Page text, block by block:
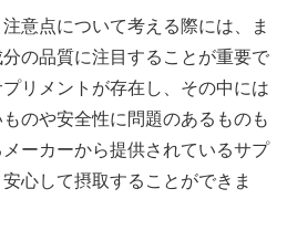
意点について考える際には、ま
の品質に注目することが重要で
リメントが存在し、その中には
のや安全性に問題のあるものも
ーカーから提供されているサプ
心して摂取することができま